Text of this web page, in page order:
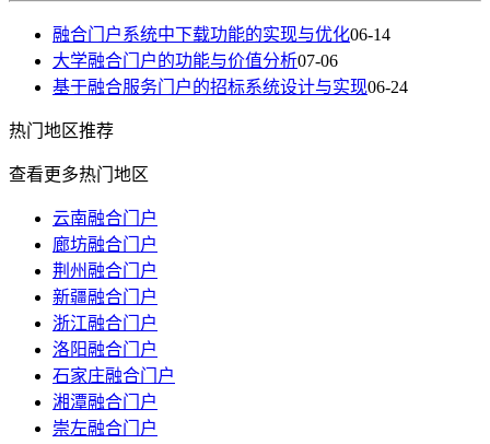
融合门户系统中下载功能的实现与优化06-14
大学融合门户的功能与价值分析07-06
基于融合服务门户的招标系统设计与实现06-24
热门 地区推荐
查看更多热门地区
云南融合门户
廊坊融合门户
荆州融合门户
新疆融合门户
浙江融合门户
洛阳融合门户
石家庄融合门户
湘潭融合门户
崇左融合门户